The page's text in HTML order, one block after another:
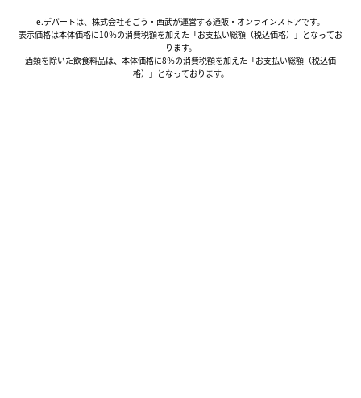
e.デパートは、株式会社そごう・西武が運営する通販・オンラインストアです。
表示価格は本体価格に10％の消費税額を加えた「お支払い総額（税込価格）」となってお
ります。
酒類を除いた飲食料品は、本体価格に8％の消費税額を加えた「お支払い総額（税込価
格）」となっております。